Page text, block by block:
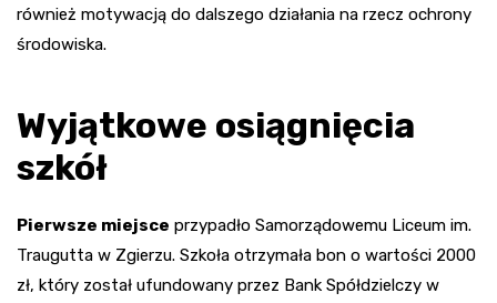
również motywacją do dalszego działania na rzecz ochrony
środowiska.
Wyjątkowe osiągnięcia
szkół
Pierwsze miejsce przypadło Samorządowemu Liceum im.
Traugutta w Zgierzu. Szkoła otrzymała bon o wartości 2000
zł, który został ufundowany przez Bank Spółdzielczy w